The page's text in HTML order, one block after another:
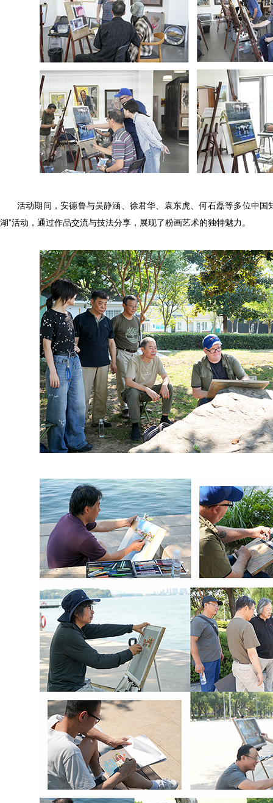
活动期间，安德鲁与吴静涵、徐君华、袁东虎、何石磊等多位中国
湖”活动，通过作品交流与技法分享，展现了粉画艺术的独特魅力。